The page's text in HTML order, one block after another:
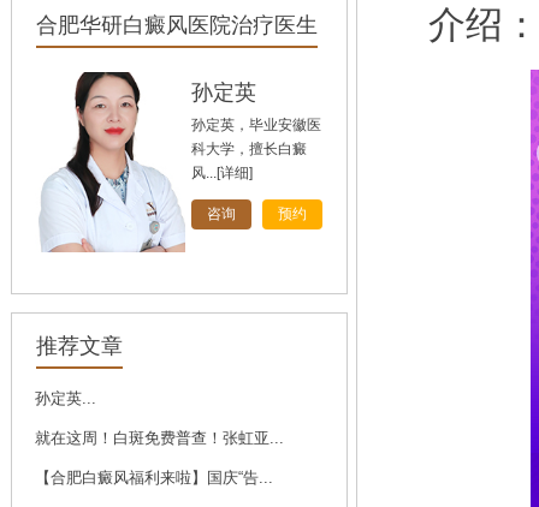
合肥华研白癜风医院治疗医生
孙定英
孙定英，毕业安徽医
科大学，擅长白癜
风...[详细]
咨询 预约
高汝辉
推荐文章
孙定英...
就在这周！白斑免费普查！张虹亚...
【合肥白癜风福利来啦】国庆“告...
介绍：